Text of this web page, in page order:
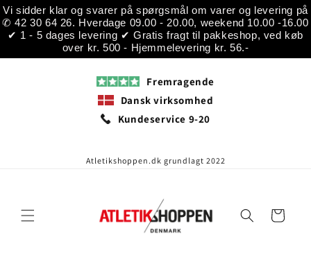
Vi sidder klar og svarer på spørgsmål om varer og levering på
✆ 42 30 64 26. Hverdage 09.00 - 20.00, weekend 10.00 -16.00
✔ 1 - 5 dages levering ✔ Gratis fragt til pakkeshop, ved køb
over kr. 500 - Hjemmelevering kr. 56.-
Gå til
indhold
Fremragende
Dansk virksomhed
Kundeservice 9-20
Atletikshoppen.dk grundlagt 2022
Indkøbskurv